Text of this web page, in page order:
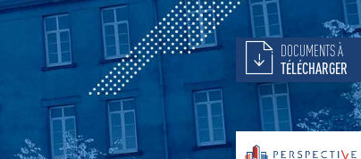
DOCUMENTS À
TÉLÉCHARGER